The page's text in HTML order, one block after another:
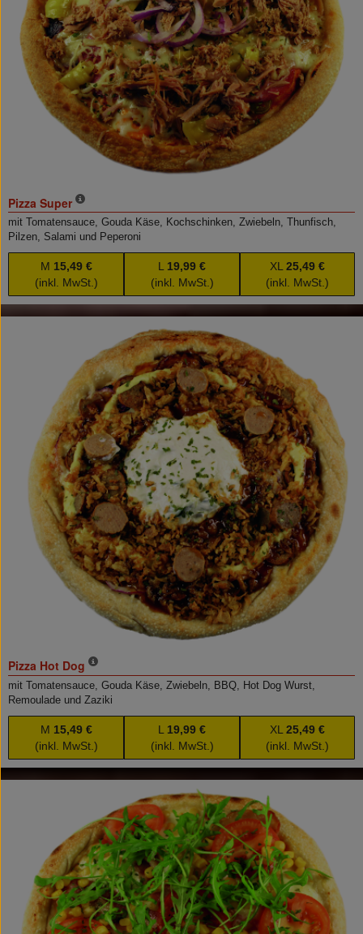
Pizza Super
mit Tomatensauce, Gouda Käse, Kochschinken, Zwiebeln, Thunfisch,
Pilzen, Salami und Peperoni
M 15,49 €
(inkl. MwSt.)
L 19,99 €
(inkl. MwSt.)
XL25,49 €
(inkl. MwSt.)
Pizza Hot Dog
mit Tomatensauce, Gouda Käse, Zwiebeln, BBQ, Hot Dog Wurst,
Remoulade und Zaziki
M 15,49 €
(inkl. MwSt.)
L 19,99 €
(inkl. MwSt.)
XL 25,49 €
(inkl. MwSt.)